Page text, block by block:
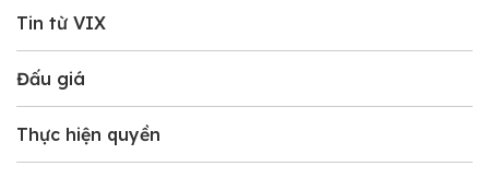
Tin từ VIX
Đấu giá
Thực hiện quyền